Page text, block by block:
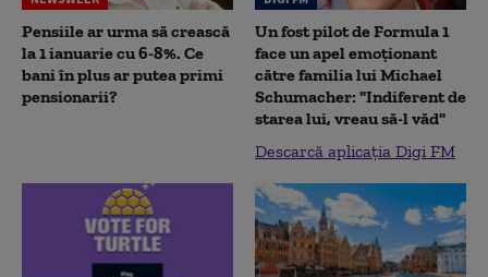
Pensiile ar urma să crească
la 1 ianuarie cu 6-8%. Ce
bani în plus ar putea primi
pensionarii?
Un fost pilot de Formula 1
face un apel emoționant
către familia lui Michael
Schumacher: "Indiferent de
starea lui, vreau să-l văd"
Descarcă aplicația Digi FM